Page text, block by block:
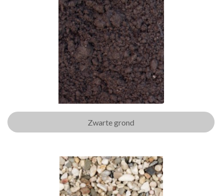
Zwarte grond